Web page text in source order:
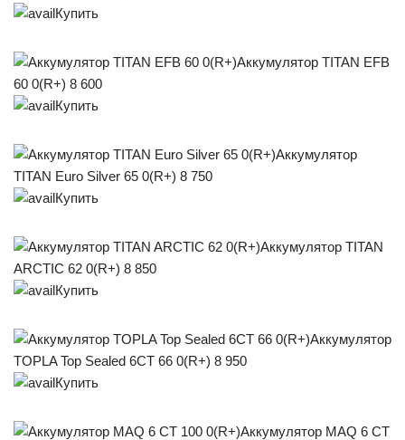
Купить
Аккумулятор TITAN EFB
60 0(R+) 8 600
Купить
Аккумулятор
TITAN Euro Silver 65 0(R+) 8 750
Купить
Аккумулятор TITAN
ARCTIC 62 0(R+) 8 850
Купить
Аккумулятор
TOPLA Top Sealed 6СТ 66 0(R+) 8 950
Купить
Аккумулятор MAQ 6 СТ